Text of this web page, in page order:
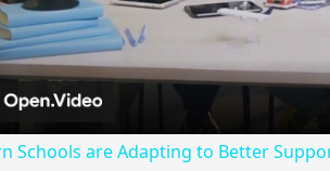
Schools are Adapting to Better